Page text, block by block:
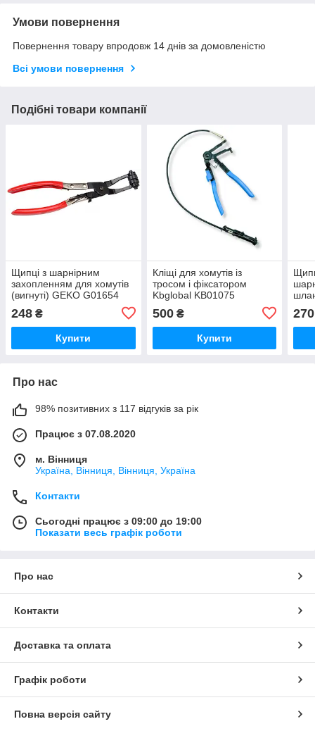
Умови повернення
Повернення товару впродовж 14 днів за домовленістю
Всі умови повернення
Подібні товари компанії
Щипці з шарнірним
захопленням для хомутів
(вигнуті) GEKO G01654
248 ₴
Купити
Кліщі для хомутів із
тросом і фіксатором
Kbglobal KB01075
500₴
Купити
270
Про нас
98% позитивних з 117 відгуків за рік
Працює з 07.08.2020
м. Вінниця
Україна, Вінниця, Вінниця, Україна
Контакти
Сьогодні працює з 09:00 до 19:00
Показати весь графік роботи
Про нас
Контакти
Доставка та оплата
Графік роботи
Повна версія сайту